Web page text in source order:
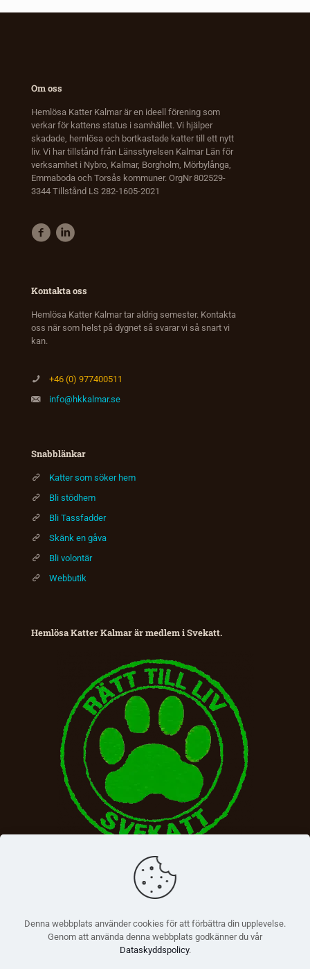
Om oss
Hemlösa Katter Kalmar är en ideell förening som
verkar för kattens status i samhället. Vi hjälper
skadade, hemlösa och bortkastade katter till ett nytt
liv. Vi har tillstånd från Länsstyrelsen Kalmar Län för
verksamhet i Nybro, Kalmar, Borgholm, Mörbylånga,
Emmaboda och Torsås kommuner. OrgNr 802529-
3344 Tillstånd LS 282-1605-2021
Kontakta oss
Hemlösa Katter Kalmar tar aldrig semester. Kontakta
oss när som helst på dygnet så svarar vi så snart vi
kan.
+46 (0) 977400511
info@hkkalmar.se
Snabblänkar
Katter som söker hem
Bli stödhem
Bli Tassfadder
Skänk en gåva
Bli volontär
Webbutik
Hemlösa Katter Kalmar är medlem i Svekatt.
Denna webbplats använder cookies för att förbättra din upplevelse.
Genom att använda denna webbplats godkänner du vår
Dataskyddspolicy.